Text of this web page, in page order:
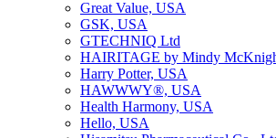
Great Value, USA
GSK, USA
GTECHNIQ Ltd
HAIRITAGE by Mindy
Harry Potter, USA
HAWWWY®, USA
Health Harmony, USA
Hello, USA